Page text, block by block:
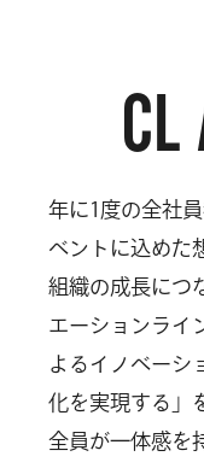
年に1度の全社
ベントに込めた
組織の成長につ
エーションライ
よるイノベーシ
化を実現する」
全員が一体感を